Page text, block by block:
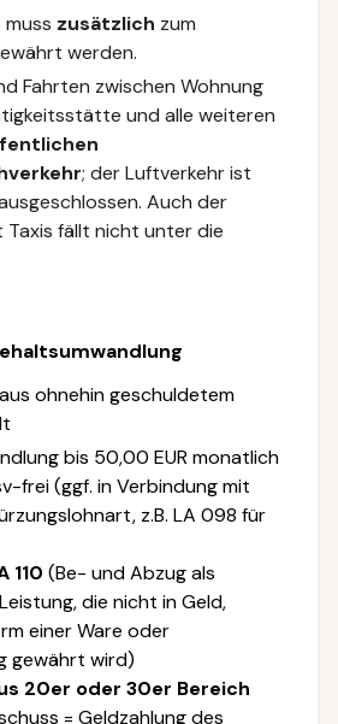
zusätzlich zum
werden.
Fahrten zwischen Wohnung
und alle weiteren
; der Luftverkehr ist
Auch der
fällt nicht unter die
ohnehin geschuldetem
bis 50,00 EUR monatlich
frei (ggf. in Verbindung mit
z.B. LA 098 für
110 (Be- und Abzug als
die nicht in Geld,
einer Ware oder
gewährt wird)
20er oder 30er Bereich
= Geldzahlung des